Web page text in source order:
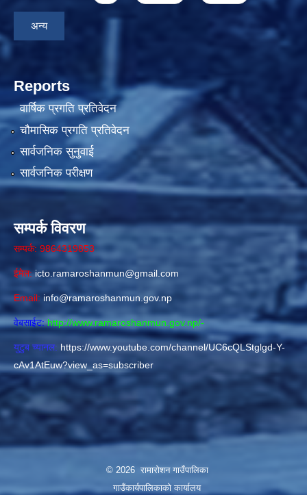
अन्य
Reports
वार्षिक प्रगति प्रतिवेदन
चौमासिक प्रगति प्रतिवेदन
सार्वजनिक सुनुवाई
सार्वजनिक परीक्षण
सम्पर्क विवरण
सम्पर्क: 9864319853
ईमेल:icto.ramaroshanmun@gmail.com
Email: info@ramaroshanmun.gov.np
वेबसाईट:http://www.ramaroshanmun.gov.np/-
युटुब च्यानल: https://www.youtube.com/channel/UC6cQLStglgd-Y-
cAv1AtEuw?view_as=subscriber
© 2026 रामारोशन गाउँपालिका
गाउँकार्यपालिकाकाे कार्यालय